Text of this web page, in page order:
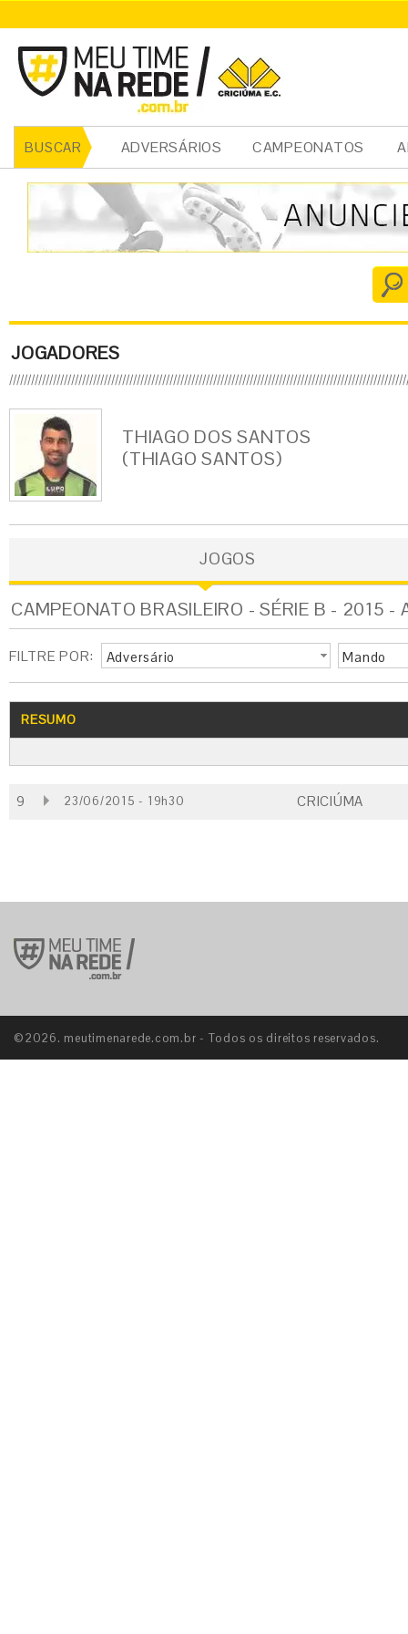
BUSCAR ADVERSÁRIOS CAMPEONATOS
JOGADORES
THIAGO DOS SANTOS
(THIAGO SANTOS)
JOGOS
CAMPEONATO BRASILEIRO - SÉRIE B - 2015 -
FILTRE POR: Adversário Mando
RESUMO
9 23/06/2015 - 19h30 CRICIÚMA
©2026. meutimenarede.com.br - Todos os direitos reservados.